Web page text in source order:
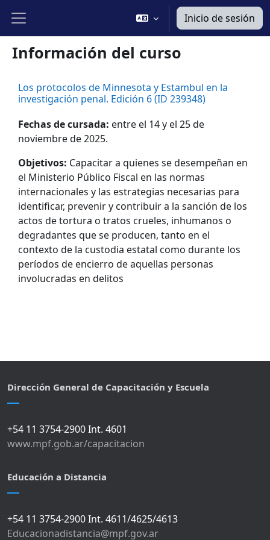
Panel lateral
Inicio de sesión
Información del curso
Los protocolos de Minnesota y Estambul en la
investigación penal. Edición 6 (ID 239348)
Fechas de cursada: entre el 14 y el 25 de
noviembre de 2025.
Objetivos: Capacitar a quienes se desempeñan en
el Ministerio Público Fiscal en las normas
internacionales y las estrategias necesarias para
identificar, prevenir y contribuir a la sanción de los
actos de tortura o tratos crueles, inhumanos o
degradantes que se producen, tanto en el
contexto de la custodia estatal como durante los
períodos de encierro de aquellas personas
involucradas en delitos
Dirección General de Capacitación y Escuela
+54 11 3754-2900 Int. 4601
www.mpf.gob.ar/capacitacion
Educación a Distancia
+54 11 3754-2900 Int. 4611/4625/4613
Educacionadistancia@mpf.gov.ar